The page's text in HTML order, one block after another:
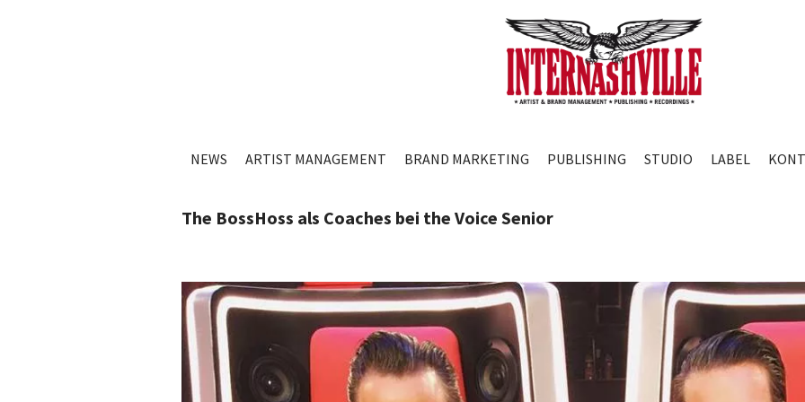
NEWS ARTIST MANAGEMENT BRAND MARKETING PUBLISHING STUDIO LABEL
The BossHoss als Coaches bei the Voice Senior